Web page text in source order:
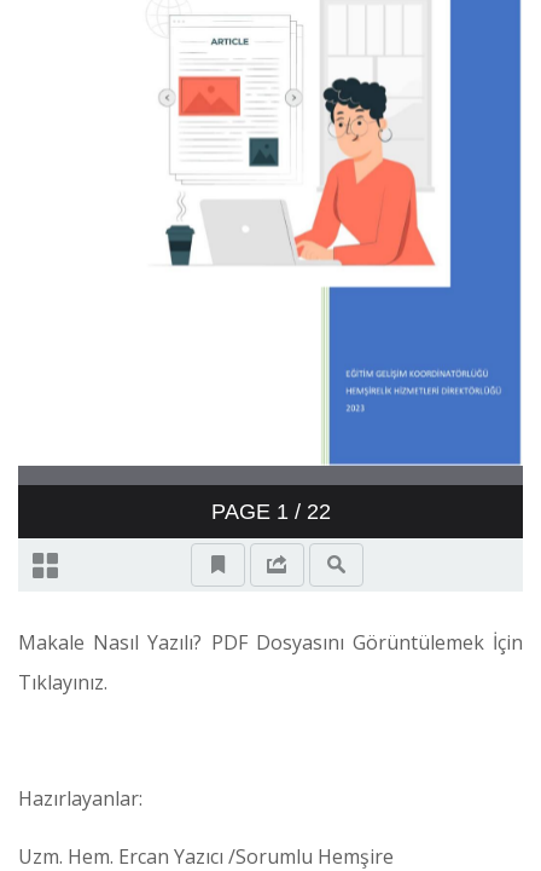
Makale Nasıl Yazılı? PDF Dosyasını Görüntülemek İçin
Tıklayınız.
Hazırlayanlar:
Uzm. Hem. Ercan Yazıcı /Sorumlu Hemşire